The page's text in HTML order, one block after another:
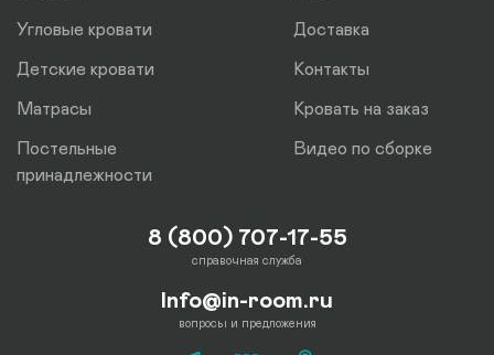
Угловые кровати
Детские кровати
Матрасы
Постельные
принадлежности
Доставка
Контакты
Кровать на заказ
Видео по сборке
8 (800) 707-17-55
справочная служба
Info@in-room.ru
вопросы и предложения